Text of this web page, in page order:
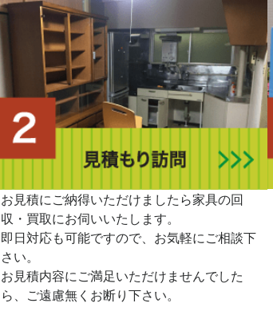
お見積にご納得いただけましたら家具の回
収・買取にお伺いいたします。
即日対応も可能ですので、お気軽にご相談下
さい。
お見積内容にご満足いただけませんでした
ら、ご遠慮無くお断り下さい。